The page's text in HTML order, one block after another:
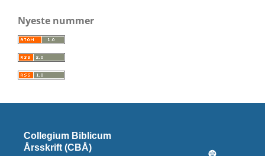
Nyeste nummer
Collegium Biblicum
Årsskrift (CBÅ)